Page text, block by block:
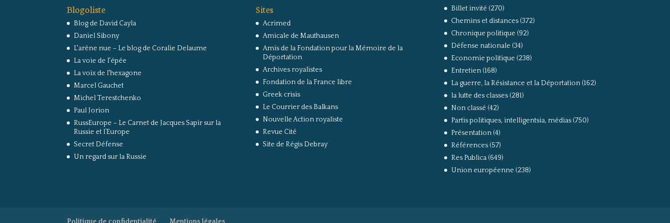
Blogoliste
Blog de David Cayla
Daniel Sibony
L'arêne nue – Le blog de Coralie Delaume
La voie de l'épée
La voix de l'hexagone
Marcel Gauchet
Michel Terestchenko
Paul Jorion
RussEurope – Le Carnet de Jacques Sapir sur la
Russie et l’Europe
Secret Défense
Un regard sur la Russie
Sites
Acrimed
Amicale de Mauthausen
Amis de la Fondation pour la Mémoire de la
Déportation
Archives royalistes
Fondation de la France libre
Greek crisis
Le Courrier des Balkans
Nouvelle Action royaliste
Revue Cité
Site de Régis Debray
Billet invité (270)
Chemins et distances(372)
Chronique politique (92)
Défense nationale (34)
Economie politique (238)
Entretien(168)
La guerre, la Résistance et la Déportation(162)
la lutte des classes(281)
Non classé (42)
Partis politiques, intelligentsia, médias(750)
Présentation(4)
Références(57)
Res Publica(649)
Union européenne (238)
Politique de confidentialité Mentions légales